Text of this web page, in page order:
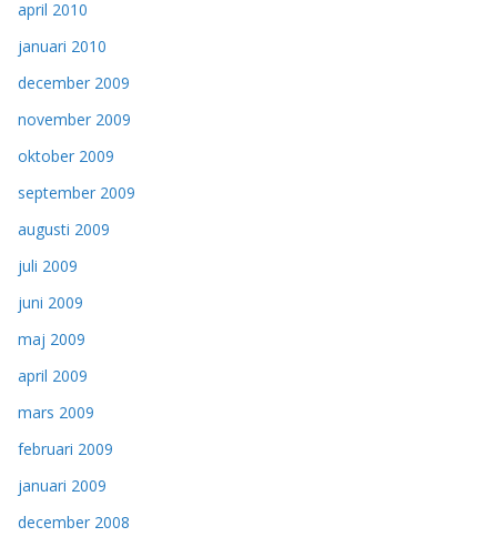
april 2010
januari 2010
december 2009
november 2009
oktober 2009
september 2009
augusti 2009
juli 2009
juni 2009
maj 2009
april 2009
mars 2009
februari 2009
januari 2009
december 2008